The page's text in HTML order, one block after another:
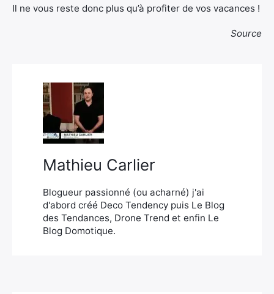
Il ne vous reste donc plus qu’à profiter de vos vacances !
Source
Mathieu Carlier
Blogueur passionné (ou acharné) j'ai
d'abord créé Deco Tendency puis Le Blog
des Tendances, Drone Trend et enfin Le
Blog Domotique.